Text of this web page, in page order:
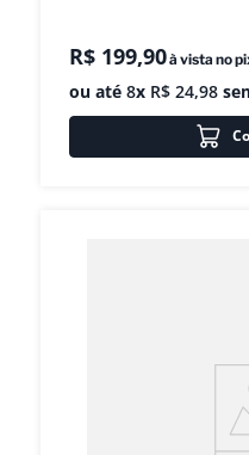
R$ 199,90à vista no
ou até 8x R$ 24,98